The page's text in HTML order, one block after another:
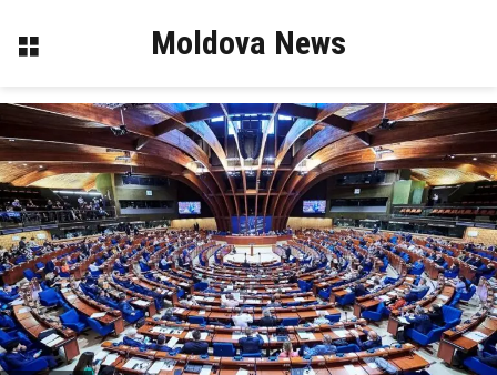
Меню Moldova News